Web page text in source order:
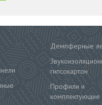
Демпферные
гипсокартон
Профили и
комплектующие